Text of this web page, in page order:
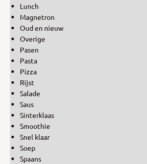
Lunch
Magnetron
Oud en nieuw
Overige
Pasen
Pasta
Pizza
Rijst
Salade
Saus
Sinterklaas
Smoothie
Snel klaar
Soep
Spaans